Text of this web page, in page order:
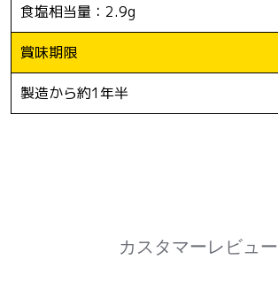
食塩相当量：2.9g
賞味期限
製造から約1年半
カスタマーレビュー